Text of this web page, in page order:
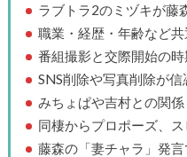
ラブトラ2のミヅキが藤
職業・経歴・年齢など
番組撮影と交際開始の
SNS削除や写真削除が信
みちょぱや吉村との関
同棲からプロポーズ、
藤森の「妻チャラ」発